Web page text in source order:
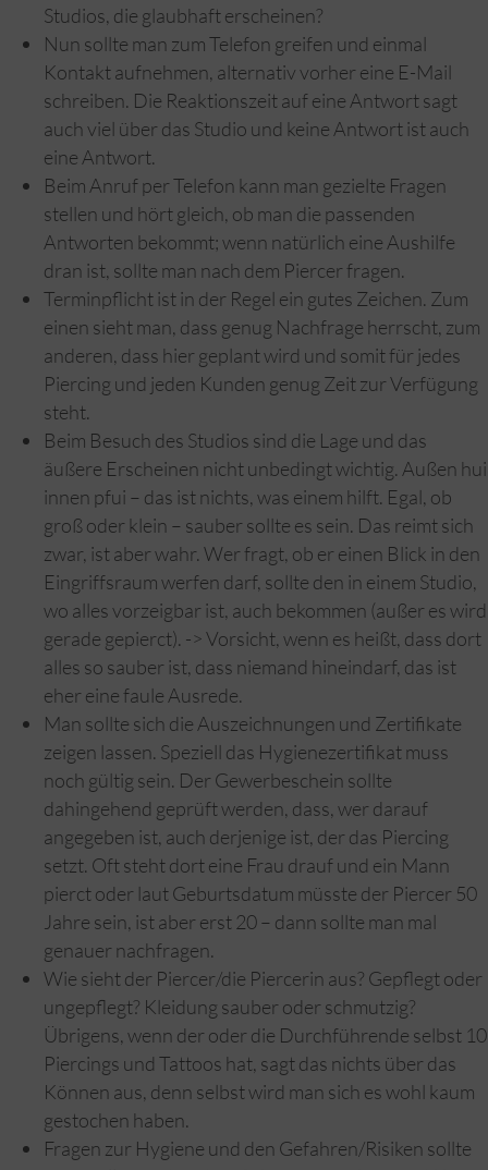
Studios, die glaubhaft erscheinen?
Nun sollte man zum Telefon greifen und einmal
Kontakt aufnehmen, alternativ vorher eine E-Mail
schreiben. Die Reaktionszeit auf eine Antwort sagt
auch viel über das Studio und keine Antwort ist auch
eine Antwort.
Beim Anruf per Telefon kann man gezielte Fragen
stellen und hört gleich, ob man die passenden
Antworten bekommt; wenn natürlich eine Aushilfe
dran ist, sollte man nach dem Piercer fragen.
Terminpflicht ist in der Regel ein gutes Zeichen. Zum
einen sieht man, dass genug Nachfrage herrscht, zum
anderen, dass hier geplant wird und somit für jedes
Piercing und jeden Kunden genug Zeit zur Verfügung
steht.
Beim Besuch des Studios sind die Lage und das
äußere Erscheinen nicht unbedingt wichtig. Außen hui
innen pfui – das ist nichts, was einem hilft. Egal, ob
groß oder klein – sauber sollte es sein. Das reimt sich
zwar, ist aber wahr. Wer fragt, ob er einen Blick in den
Eingriffsraum werfen darf, sollte den in einem Studio,
wo alles vorzeigbar ist, auch bekommen (außer es wird
gerade gepierct). -> Vorsicht, wenn es heißt, dass dort
alles so sauber ist, dass niemand hineindarf, das ist
eher eine faule Ausrede.
Man sollte sich die Auszeichnungen und Zertifikate
zeigen lassen. Speziell das Hygienezertifikat muss
noch gültig sein. Der Gewerbeschein sollte
dahingehend geprüft werden, dass, wer darauf
angegeben ist, auch derjenige ist, der das Piercing
setzt. Oft steht dort eine Frau drauf und ein Mann
pierct oder laut Geburtsdatum müsste der Piercer 50
Jahre sein, ist aber erst 20 – dann sollte man mal
genauer nachfragen.
Wie sieht der Piercer/die Piercerin aus? Gepflegt oder
ungepflegt? Kleidung sauber oder schmutzig?
Übrigens, wenn der oder die Durchführende selbst 10
Piercings und Tattoos hat, sagt das nichts über das
Können aus, denn selbst wird man sich es wohl kaum
gestochen haben.
Fragen zur Hygiene und den Gefahren/Risiken sollte